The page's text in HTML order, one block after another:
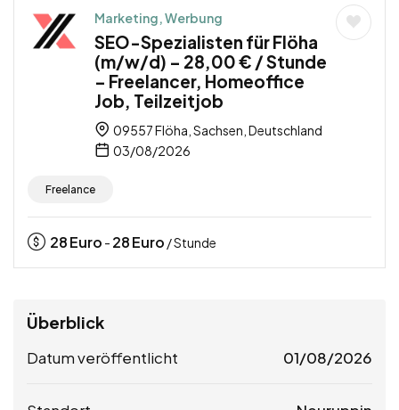
Marketing, Werbung
SEO-Spezialisten für Flöha
(m/w/d) – 28,00 € / Stunde
– Freelancer, Homeoffice
Job, Teilzeitjob
09557 Flöha, Sachsen, Deutschland
03/08/2026
Freelance
28Euro - 28Euro / Stunde
Überblick
Datum veröffentlicht 01/08/2026